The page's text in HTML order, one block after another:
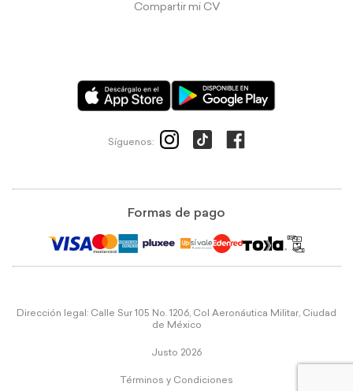
Compartir mi CV
Síguenos:
Formas de pago
Dirección legal: Calle Sur 105 No. 1206, Col Aeronáutica Militar, Ciudad
de México
Justo 2026
Términos y Condiciones